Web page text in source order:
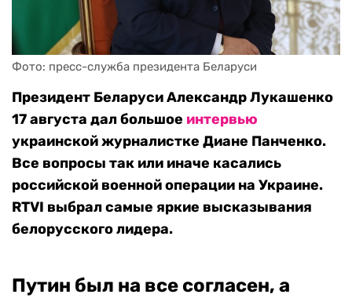
Фото: пресс-служба президента Беларуси
Президент Беларуси Александр Лукашенко
17 августа дал большое интервью
украинской журналистке Диане Панченко.
Все вопросы так или иначе касались
российской военной операции на Украине.
RTVI выбрал самые яркие высказывания
белорусского лидера.
Путин был на все согласен, а